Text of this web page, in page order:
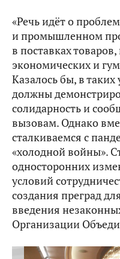
«Речь идёт о
и промышленном
в поставках
экономических и
Казалось бы, в таких
должны
солидарность и
вызовам. Однако
сталкиваемся с
«холодной войны».
односторонних
условий
создания преград
введения
Организации